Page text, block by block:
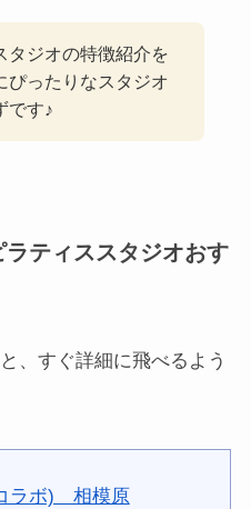
タジオの特徴紹介を
ぴったりなスタジオ
です♪
ティススタジオおす
、すぐ詳細に飛べるよう
ラボ) 相模原